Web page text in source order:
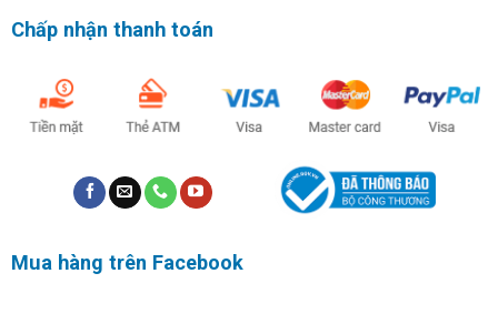
Chấp nhận thanh toán
Mua hàng trên Facebook